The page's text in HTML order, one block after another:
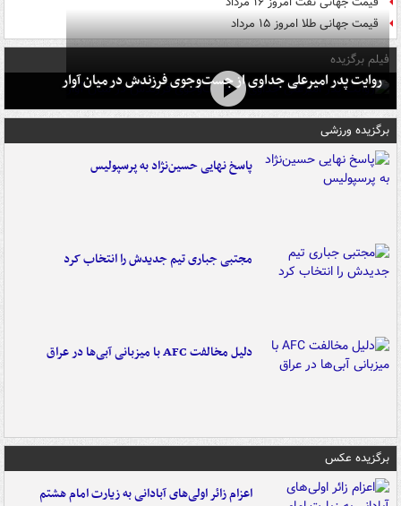
قیمت جهانی طلا امروز ۱۵ مرداد
فیلم برگزیده
روایت پدر امیرعلی جداوی از جست‌وجوی فرزندش در میان آوار
برگزیده ورزشی
پاسخ نهایی حسین‌نژاد به پرسپولیس
مجتبی جباری تیم جدیدش را انتخاب کرد
دلیل مخالفت AFC با میزبانی آبی‌ها در عراق
برگزیده عکس
اعزام زائر اولی‌های آبادانی به زیارت امام هشتم